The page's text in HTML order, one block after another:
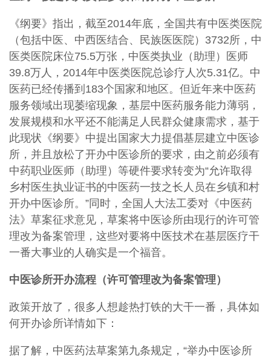
《纲要》指出，截至2014年底，全国共有中医类医院
（包括中医、中西医结合、民族医医院）3732所，中
医类医院床位75.5万张，中医类执业（助理）医师
39.8万人，2014年中医类医院总诊疗人次5.31亿。中
医药已经传播到183个国家和地区。但近年来中医药
服务领域出现萎缩现象，基层中医药服务能力薄弱，
发展规模和水平还不能满足人民群众健康需求，基于
此现状《纲要》中提出国家大力提倡基层建立中医诊
所，并且放松了开办中医诊所的要求，由之前必须有
中药职业医师（助理）等硬件要求转变为“允许取得
乡村医生执业证书的中医药一技之长人员在乡镇和村
开办中医诊所。”同时，全国人大法工委对《中医药
法》草案征求意见，草案将中医诊所由现行的许可管
理改为备案管理，这些对要将中医技术在基层医疗干
一番大事业的人确实是一个福音。
中医诊所开办流程（许可管理改为备案管理）
政策开放了，很多人想趁热打铁的大干一番，具体如
何开办诊所详情如下：
据了解，中医药法草案第九条规定，“举办中医诊所